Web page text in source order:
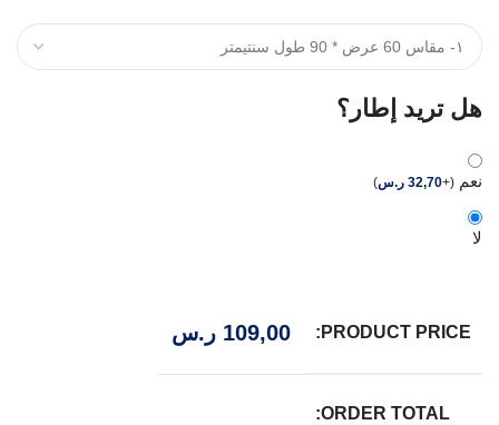
هل تريد إطار؟
نعم (
+
32,70 ر.س)
لا
PRODUCT PRICE:
109,00 ر.س
ORDER TOTAL: